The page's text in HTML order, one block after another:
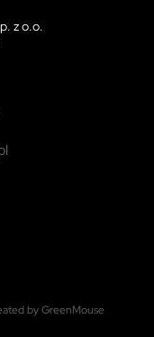
z o.o.
by GreenMouse